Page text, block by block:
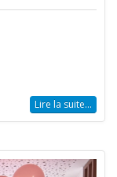
Lire la suite...